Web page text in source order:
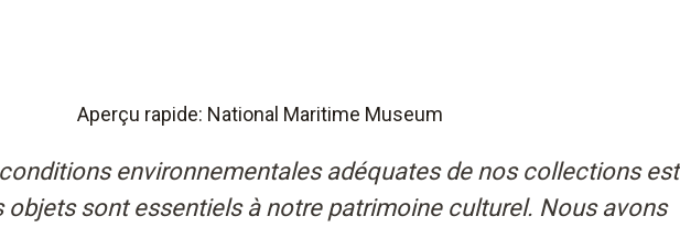
Aperçu rapide: National Maritime Museum
environnementales adéquates de nos collections est
objets sont essentiels à notre patrimoine culturel. Nous avons